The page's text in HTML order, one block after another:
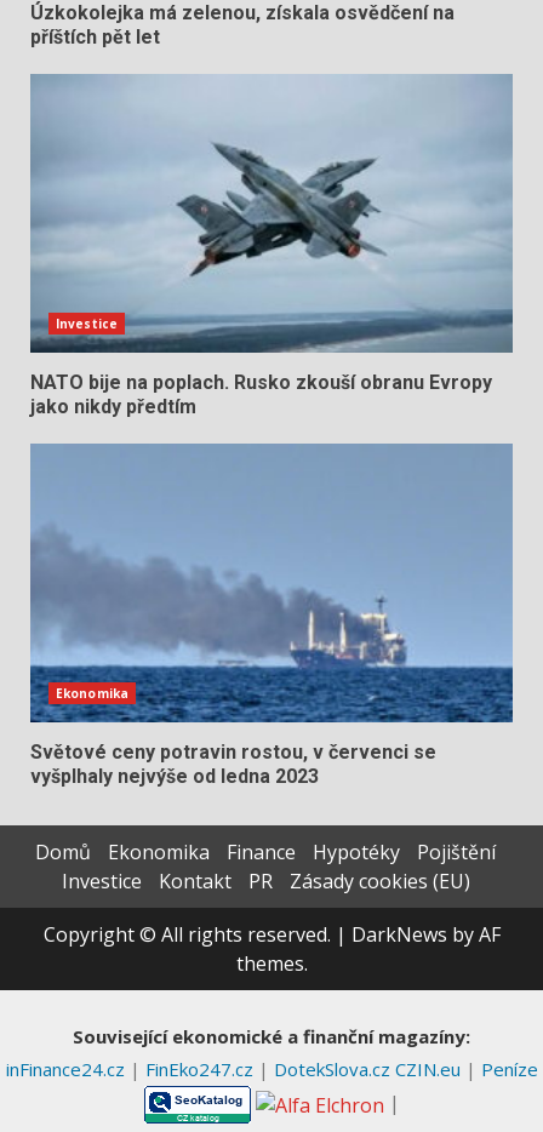
Úzkokolejka má zelenou, získala osvědčení na
příštích pět let
Investice
NATO bije na poplach. Rusko zkouší obranu Evropy
jako nikdy předtím
Ekonomika
Světové ceny potravin rostou, v červenci se
vyšplhaly nejvýše od ledna 2023
Domů Ekonomika Finance Hypotéky
Pojištění
Investice
Kontakt PR
Zásady cookies (EU)
Copyright © All rights reserved. | DarkNews by AF
themes.
Související ekonomické a finanční magazíny:
inFinance24.cz | FinEko247.cz | DotekSlova.cz CZIN.eu | Peníze
|